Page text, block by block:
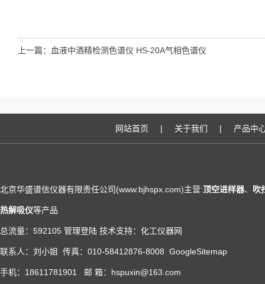
上一篇： 血液中酒精检测色谱仪 HS-20A气相色谱仪
网站首页 | 关于我们 | 产品中
北京华盛谱信仪器有限责任公司(www.bjhspx.com)主营:顶空进样器、 吹
热解吸仪等产品
总流量：592105 管理登陆 技术支持： 化工仪器网
联系人：刘小姐 传真：010-58412876-8008 GoogleSitemap
手机：18611781901 邮 箱：hspuxin@163.com